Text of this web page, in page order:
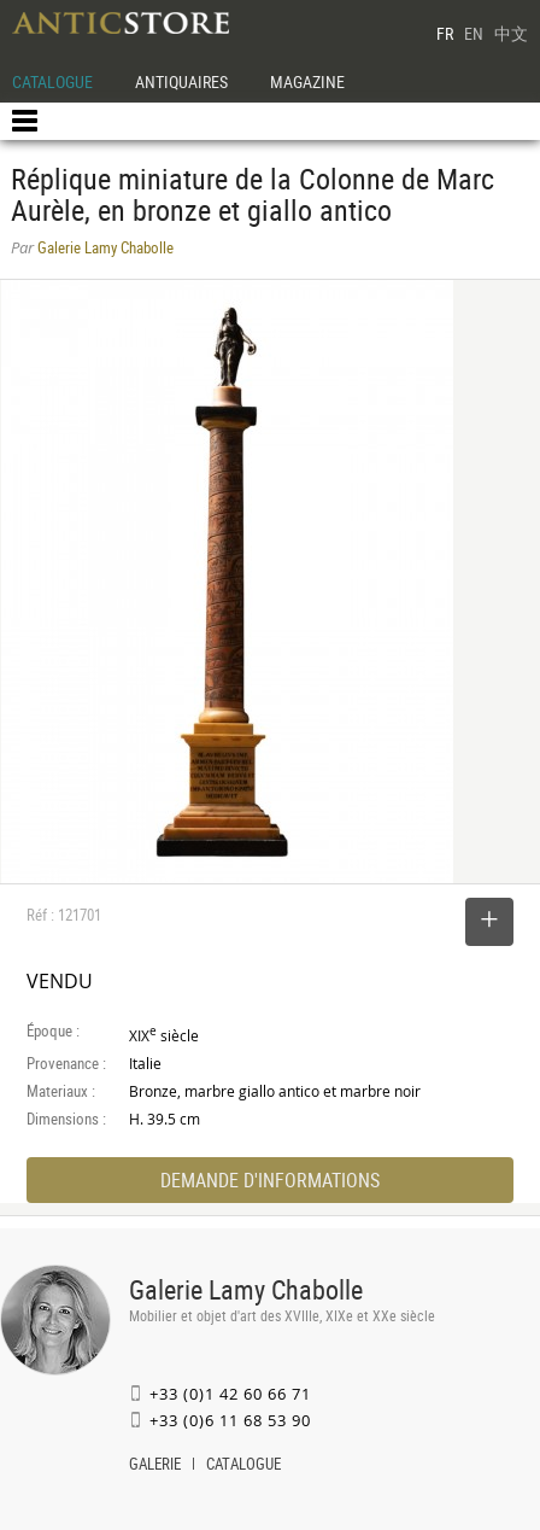
FR EN 中文
CATALOGUE ANTIQUAIRES MAGAZINE
Réplique miniature de la Colonne de Marc
Aurèle, en bronze et giallo antico
ParGalerie Lamy Chabolle
Réf : 121701
VENDU
Époque : XIXe siècle
Provenance : Italie
Materiaux : Bronze, marbre giallo antico et marbre noir
Dimensions : H. 39.5 cm
DEMANDE D'INFORMATIONS
Galerie Lamy Chabolle
Mobilier et objet d'art des XVIIIe, XIXe et XXe siècle
+33 (0)1 42 60 66 71
+33 (0)6 11 68 53 90
GALERIE CATALOGUE